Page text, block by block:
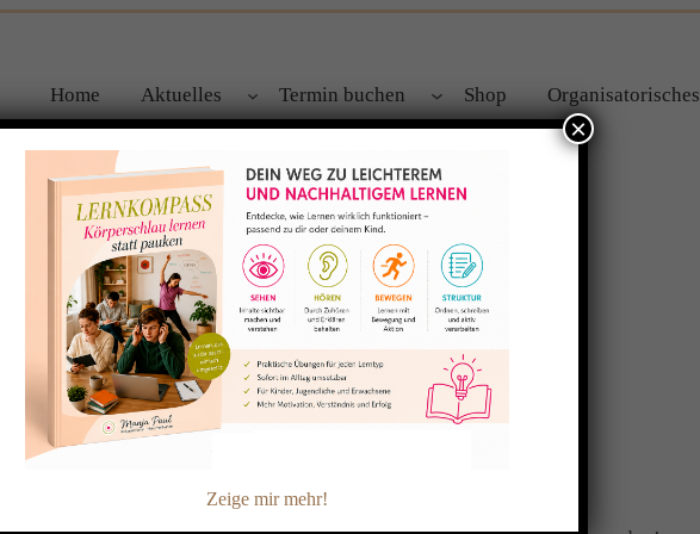
Home Aktuelles Termin buchen Shop Organisatorisches
Zeige mir mehr!
×